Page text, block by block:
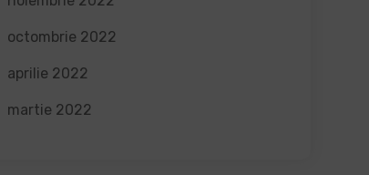
octombrie 2022
aprilie 2022
martie 2022